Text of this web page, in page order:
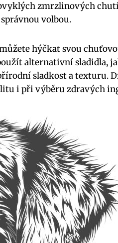
zmrzlinových
volbou.
hýčkat svou
alternativní sladidla,
sladkost a texturu.
i při výběru zdravých